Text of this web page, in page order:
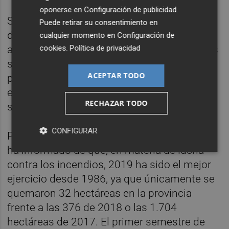
Se ha referido fundamentalmente "al trabajo
desarrollado durante las lluvias del mes de
abril, cuando estos excelentes profesionales
se emplearon a fondos en zonas del litoral
para evacuar personas y minimizar los
efectos de las lluvias, en medio de una
situación muy complicada".
Por otra parte, el presidente de la Diputación
ha informado de que, en materia de lucha
contra los incendios, 2019 ha sido el mejor
ejercicio desde 1986, ya que únicamente se
quemaron 32 hectáreas en la provincia
frente a las 376 de 2018 o las 1.704
hectáreas de 2017. El primer semestre de
oponerse enConfiguración de publicidad.
Puede retirar su consentimiento en
cualquier momento enConfiguración de
cookies.Política de privacidad
ACEPTAR TODO
RECHAZAR TODO
CONFIGURAR